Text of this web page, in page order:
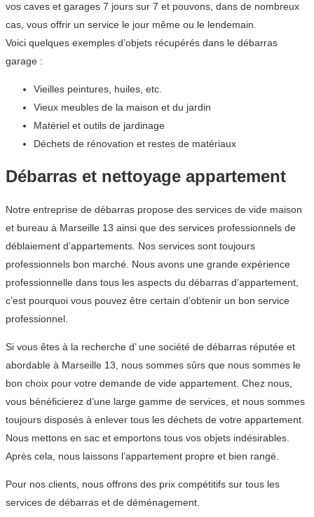
vos caves et garages 7 jours sur 7 et pouvons, dans de nombreux
cas, vous offrir un service le jour même ou le lendemain.
Voici quelques exemples d’objets récupérés dans le débarras
garage :
Vieilles peintures, huiles, etc.
Vieux meubles de la maison et du jardin
Matériel et outils de jardinage
Déchets de rénovation et restes de matériaux
Débarras et nettoyage appartement
Notre entreprise de débarras propose des services de vide maison
et bureau à Marseille 13 ainsi que des services professionnels de
déblaiement d’appartements. Nos services sont toujours
professionnels bon marché. Nous avons une grande expérience
professionnelle dans tous les aspects du débarras d’appartement,
c’est pourquoi vous pouvez être certain d’obtenir un bon service
professionnel.
Si vous êtes à la recherche d’ une société de débarras réputée et
abordable à Marseille 13, nous sommes sûrs que nous sommes le
bon choix pour votre demande de vide appartement. Chez nous,
vous bénéficierez d’une large gamme de services, et nous sommes
toujours disposés à enlever tous les déchets de votre appartement.
Nous mettons en sac et emportons tous vos objets indésirables.
Après cela, nous laissons l’appartement propre et bien rangé.
Pour nos clients, nous offrons des prix compétitifs sur tous les
services de débarras et de déménagement.